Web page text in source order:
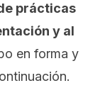
prácticas
y al
en forma y